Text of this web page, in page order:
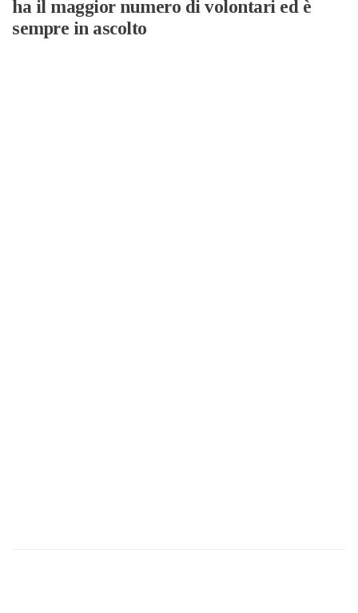
ha il maggior numero di volontari ed è
sempre in ascolto